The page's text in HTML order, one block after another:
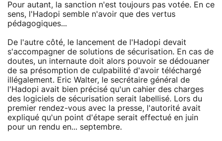
Pour autant, la sanction n'est toujours pas votée. En ce
sens, l'Hadopi semble n'avoir que des vertus
pédagogiques...
De l'autre côté, le lancement de l'Hadopi devait
s'accompagner de solutions de sécurisation. En cas de
doutes, un internaute doit alors pouvoir se dédouaner
de sa présomption de culpabilité d'avoir téléchargé
illégalement. Eric Walter, le secrétaire général de
l'Hadopi avait bien précisé qu'un cahier des charges
des logiciels de sécurisation serait labellisé. Lors du
premier rendez-vous avec la presse, l'autorité avait
expliqué qu'un point d'étape serait effectué en juin
pour un rendu en... septembre.